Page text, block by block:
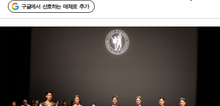
구글에서 선호하는 매체로 추가